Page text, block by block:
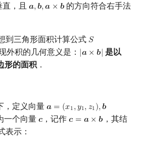
，且 𝒂,𝒃,𝒂 × 𝒃
a,b,a× b
的方向符合右手法
到三角形面积计算公式 𝑆
S=
外积的几何意义是： |𝒂 × 𝒃|
|a ×b | 是以
形的面积．
，定义向量 𝒂 = (𝑥1,𝑦1,𝑧1),𝒃
a=(x 1,y1,z1), b=(x2
一个向量 𝒄
c ，记作 𝒄 = 𝒂 × 𝒃
c =a ×b
，其结
表示：